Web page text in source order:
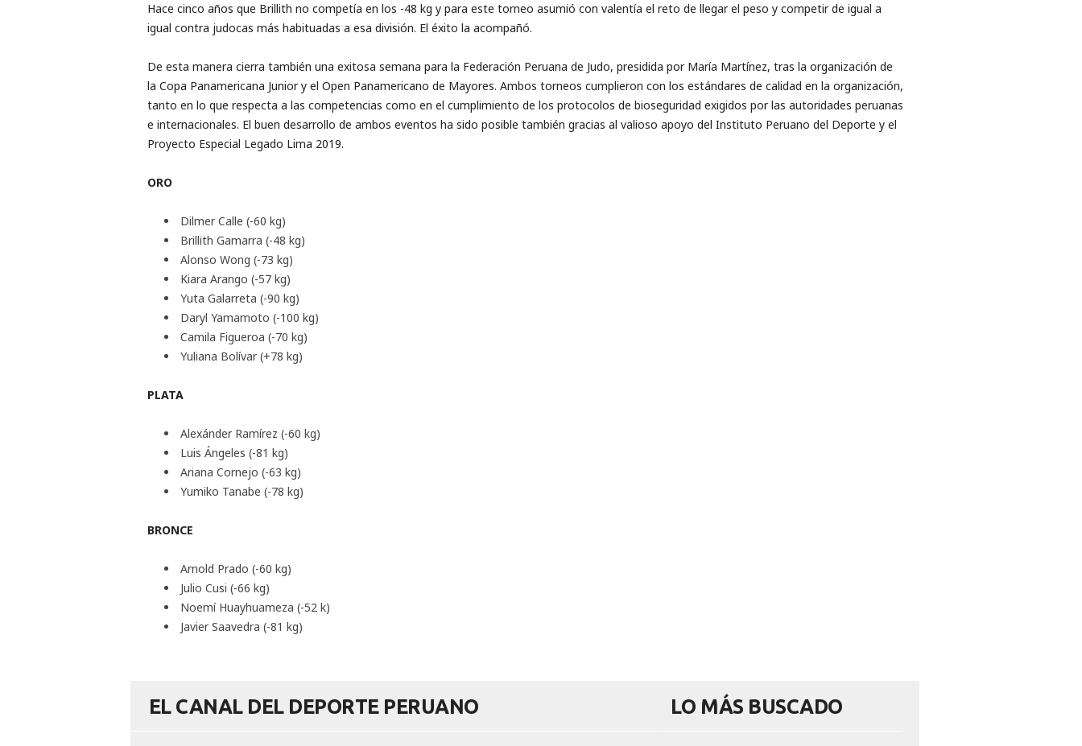
Hace cinco años que Brillith no competía en los -48 kg y para este torneo asumió con valentía el reto de llegar el peso y competir de igual a
igual contra judocas más habituadas a esa división. El éxito la acompañó.
De esta manera cierra también una exitosa semana para la Federación Peruana de Judo, presidida por María Martínez, tras la organización de
la Copa Panamericana Junior y el Open Panamericano de Mayores. Ambos torneos cumplieron con los estándares de calidad en la organización,
tanto en lo que respecta a las competencias como en el cumplimiento de los protocolos de bioseguridad exigidos por las autoridades peruanas
e internacionales. El buen desarrollo de ambos eventos ha sido posible también gracias al valioso apoyo del Instituto Peruano del Deporte y el
Proyecto Especial Legado Lima 2019.
ORO
Dilmer Calle (-60 kg)
Brillith Gamarra (-48 kg)
Alonso Wong (-73 kg)
Kiara Arango (-57 kg)
Yuta Galarreta (-90 kg)
Daryl Yamamoto (-100 kg)
Camila Figueroa (-70 kg)
Yuliana Bolívar (+78 kg)
PLATA
Alexánder Ramírez (-60 kg)
Luis Ángeles (-81 kg)
Ariana Cornejo (-63 kg)
Yumiko Tanabe (-78 kg)
BRONCE
Arnold Prado (-60 kg)
Julio Cusi (-66 kg)
Noemí Huayhuameza (-52 k)
Javier Saavedra (-81 kg)
EL CANAL DEL DEPORTE PERUANO LO MÁS BUSCADO